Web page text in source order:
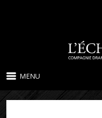
MENU